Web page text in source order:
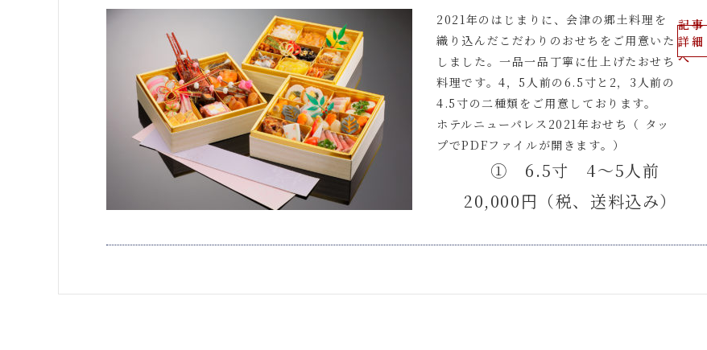
2021年のはじまりに、会津の郷土料理を
織り込んだこだわりのおせちをご用意いた
しました。一品一品丁寧に仕上げたおせち
料理です。4，5人前の6.5寸と2，3人前の
4.5寸の二種類をご用意しております。
ホテルニューパレス2021年おせち（ タッ
プでPDFファイルが開きます。）
① 6.5寸 4～5人前
20,000円（税、送料込み）
記事
詳細
へ